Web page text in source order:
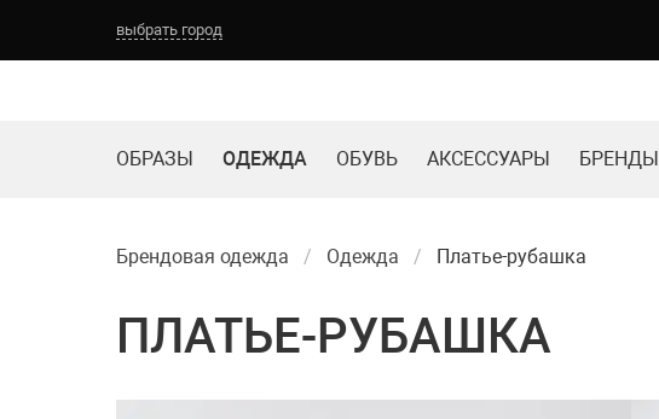
выбрать город
ОБРАЗЫ ОДЕЖДА ОБУВЬ АКСЕССУАРЫ БРЕНДЫ
Брендовая одежда Одежда Платье-рубашка
ПЛАТЬЕ-РУБАШКА